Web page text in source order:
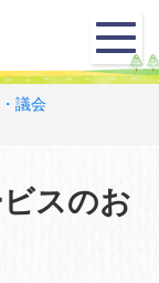
メ
ニ
ュ
議会
スのお